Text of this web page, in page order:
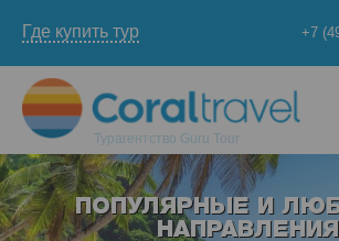
Где купить тур +7
Турагентство Guru Tour
ПОПУЛЯРНЫЕ И
НАПРАВЛЕНИЯ